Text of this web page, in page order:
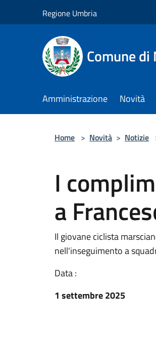
Regione Umbria
Comune
Amministrazione Novità
Home > Novità > Notizie
I
a
Il giovane ciclista
nell'inseguimento a
Data :
1 settembre 2025